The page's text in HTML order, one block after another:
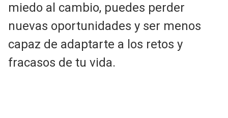
miedo al cambio, puedes perder
nuevas oportunidades y ser menos
capaz de adaptarte a los retos y
fracasos de tu vida.